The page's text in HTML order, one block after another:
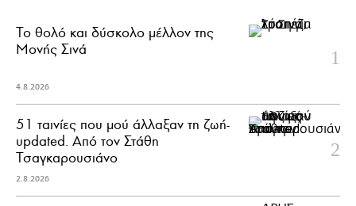
Το θολό και δύσκολο μέλλον της
Μονής Σινά
4.8.2026
51 ταινίες που μού άλλαξαν τη ζωή-
updated. Aπό τον Στάθη
Τσαγκαρουσιάνο
2.8.2026